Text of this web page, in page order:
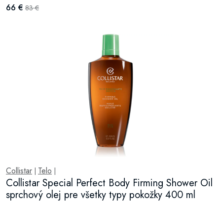
66 € 83 €
Collistar Telo
Collistar Special Perfect Body Firming Shower Oil
sprchový olej pre všetky typy pokožky 400 ml